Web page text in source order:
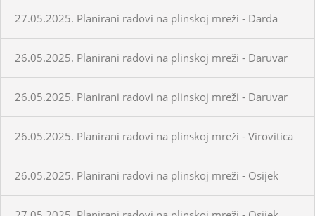
27.05.2025. Planirani radovi na plinskoj mreži - Darda
26.05.2025. Planirani radovi na plinskoj mreži - Daruvar
26.05.2025. Planirani radovi na plinskoj mreži - Daruvar
26.05.2025. Planirani radovi na plinskoj mreži - Virovitica
26.05.2025. Planirani radovi na plinskoj mreži - Osijek